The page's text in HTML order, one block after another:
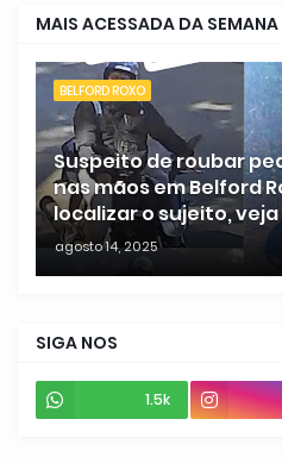
MAIS ACESSADA DA SEMANA
BELFORD ROXO
Suspeito de roubar
nas mãos em Belford
localizar o sujeito, veja
agosto 14, 2025
SIGA NOS
1.5k